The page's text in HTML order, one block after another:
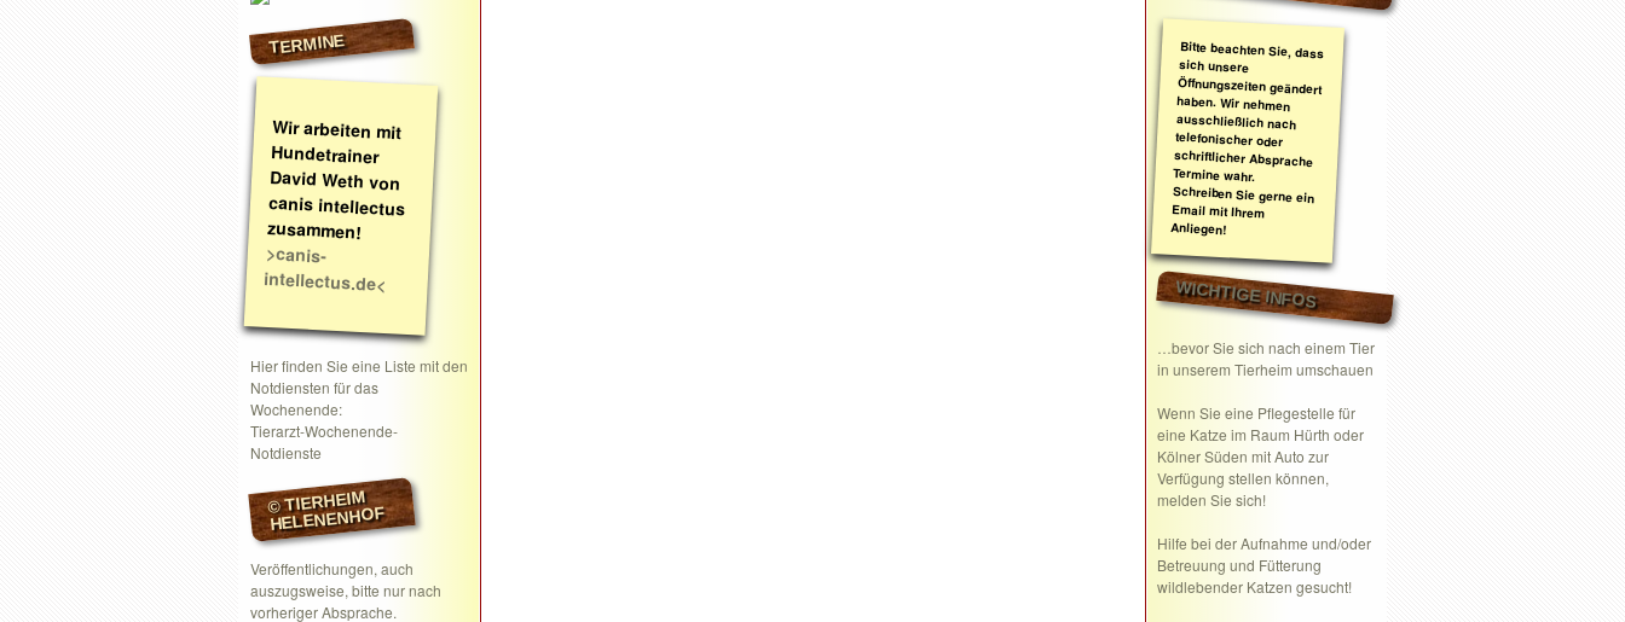
TERMINE
Wir arbeiten mit
Hundetrainer
David Weth von
canis intellectus
zusammen!
>canis-
intellectus.de<
Hier finden Sie eine Liste mit den
Notdiensten für das
Wochenende:
Tierarzt-Wochenende-
Notdienste
© TIERHEIM
HELENENHOF
Veröffentlichungen, auch
auszugsweise, bitte nur nach
vorheriger Absprache.
Bitte beachten Sie, dass
sich unsere
Öffnungszeiten geändert
haben. Wir nehmen
ausschließlich nach
telefonischer oder
schriftlicher Absprache
Termine wahr.
Schreiben Sie gerne ein
Email mit Ihrem
Anliegen!
WICHTIGE INFOS
…bevor Sie sich nach einem Tier
in unserem Tierheim umschauen
Wenn Sie eine Pflegestelle für
eine Katze im Raum Hürth oder
Kölner Süden mit Auto zur
Verfügung stellen können,
melden Sie sich!
Hilfe bei der Aufnahme und/oder
Betreuung und Fütterung
wildlebender Katzen gesucht!